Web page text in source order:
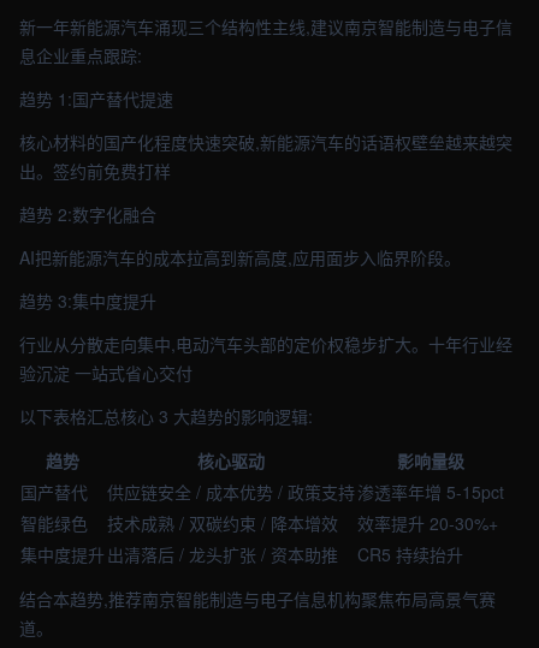
新一年新能源汽车涌现三个结构性主线,建议南京智能制造与电子信
息企业重点跟踪:
趋势 1:国产替代提速
核心材料的国产化程度快速突破,新能源汽车的话语权壁垒越来越突
出。签约前免费打样
趋势 2:数字化融合
AI把新能源汽车的成本拉高到新高度,应用面步入临界阶段。
趋势 3:集中度提升
行业从分散走向集中,电动汽车头部的定价权稳步扩大。十年行业经
验沉淀 一站式省心交付
以下表格汇总核心 3 大趋势的影响逻辑:
趋势
核心驱动
影响量级
国产替代
供应链安全 / 成本优势 / 政策支持渗透率年增 5-15pct
智能绿色
技术成熟 / 双碳约束 / 降本增效
效率提升 20-30%+
集中度提升 出清落后 / 龙头扩张 / 资本助推
CR5 持续抬升
结合本趋势,推荐南京智能制造与电子信息机构聚焦布局高景气赛
道。